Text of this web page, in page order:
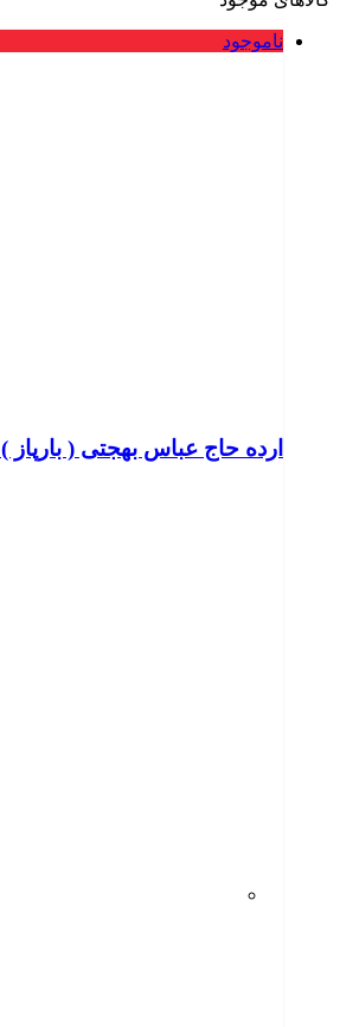
ناموجود
ارده حاج عباس بهجتی ( بارپاز ) 700 گرم